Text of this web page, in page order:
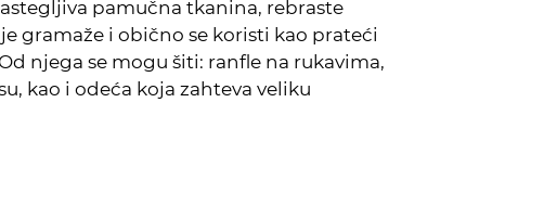
pamučna tkanina, rebraste
gramaže i obično se koristi kao prateći
njega se mogu šiti: ranfle na rukavima,
kao i odeća koja zahteva veliku